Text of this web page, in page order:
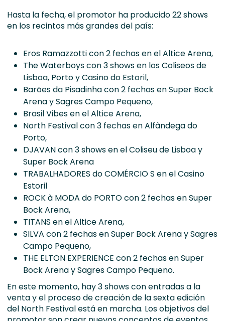
Hasta la fecha, el promotor ha producido 22 shows
en los recintos más grandes del país:
Eros Ramazzotti con 2 fechas en el Altice Arena,
The Waterboys con 3 shows en los Coliseos de
Lisboa, Porto y Casino do Estoril,
Barões da Pisadinha con 2 fechas en Super Bock
Arena y Sagres Campo Pequeno,
Brasil Vibes en el Altice Arena,
North Festival con 3 fechas en Alfândega do
Porto,
DJAVAN con 3 shows en el Coliseu de Lisboa y
Super Bock Arena
TRABALHADORES do COMÉRCIO S en el Casino
Estoril
ROCK à MODA do PORTO con 2 fechas en Super
Bock Arena,
TITANS en el Altice Arena,
SILVA con 2 fechas en Super Bock Arena y Sagres
Campo Pequeno,
THE ELTON EXPERIENCE con 2 fechas en Super
Bock Arena y Sagres Campo Pequeno.
En este momento, hay 3 shows con entradas a la
venta y el proceso de creación de la sexta edición
del North Festival está en marcha. Los objetivos del